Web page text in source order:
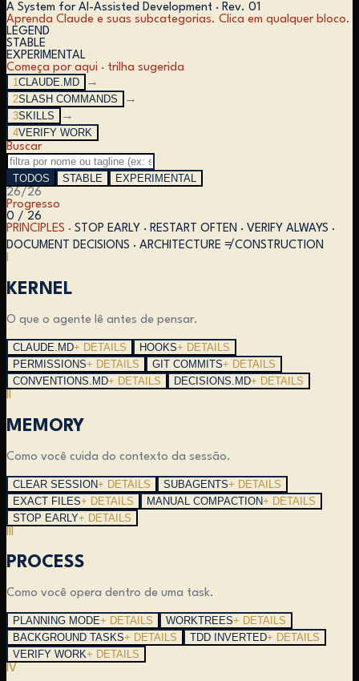
A System for AI-Assisted Development · Rev. 01
Aprenda Claude e suas subcategorias. Clica em qualquer bloco.
LEGEND
STABLE
EXPERIMENTAL
Começa por aqui · trilha sugerida
1 CLAUDE.MD
→
2SLASH COMMANDS
→
3SKILLS
→
4VERIFY WORK
Buscar
TODOS STABLE
EXPERIMENTAL
26/ 26
Progresso
0 / 26
PRINCIPLES · STOP EARLY · RESTART OFTEN · VERIFY ALWAYS ·
DOCUMENT DECISIONS · ARCHITECTURE ≠ CONSTRUCTION
KERNEL
O que o agente lê antes de pensar.
CLAUDE.MD+ DETAILS HOOKS+ DETAILS
PERMISSIONS+ DETAILS GIT COMMITS+ DETAILS
CONVENTIONS.MD+ DETAILS DECISIONS.MD+ DETAILS
MEMORY
Como você cuida do contexto da sessão.
CLEAR SESSION+ DETAILS SUBAGENTS+ DETAILS
EXACT FILES+ DETAILS MANUAL COMPACTION+ DETAILS
STOP EARLY+ DETAILS
PROCESS
Como você opera dentro de uma task.
PLANNING MODE+ DETAILS WORKTREES+ DETAILS
BACKGROUND TASKS+ DETAILS TDD INVERTED+ DETAILS
VERIFY WORK+ DETAILS
IV